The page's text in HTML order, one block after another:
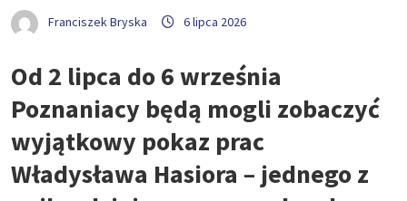
Franciszek Bryska 6 lipca 2026
Od 2 lipca do 6 września
Poznaniacy będą mogli zobaczyć
wyjątkowy pokaz prac
Władysława Hasiora – jednego z